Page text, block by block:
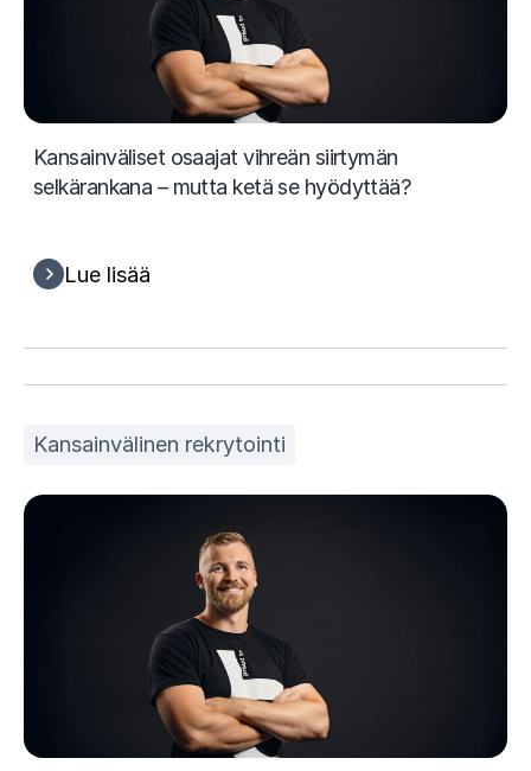
Kansainväliset osaajat vihreän siirtymän
selkärankana – mutta ketä se hyödyttää?
Lue lisää
Kansainvälinen rekrytointi